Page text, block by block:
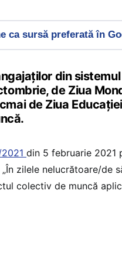
ca sursă preferată în
din
de Ziua
de Ziua
din 5 februarie 2021
zilele nelucrătoare/de
colectiv de muncă